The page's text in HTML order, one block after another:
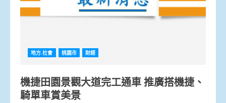
地方.社會 桃園市 財經
機捷田園景觀大道完工通車 推廣搭機捷、
騎單車賞美景